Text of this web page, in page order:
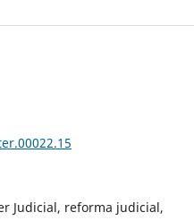
Judicial, reforma judicial,